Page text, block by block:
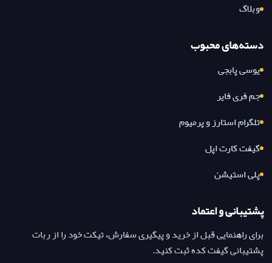
وبلاگ
دسته‌های محبوب
یوسی پابجی
جم فری فایر
تلگرام استارز و پرمیوم
گیفت کارت اپل
پلی استیشن
پشتیبانی و اعتماد
برای راهنمایی قبل از خرید و پیگیری سفارش، تیکت خود را از ربات
پشتیبانی گیفت کده ثبت کنید.